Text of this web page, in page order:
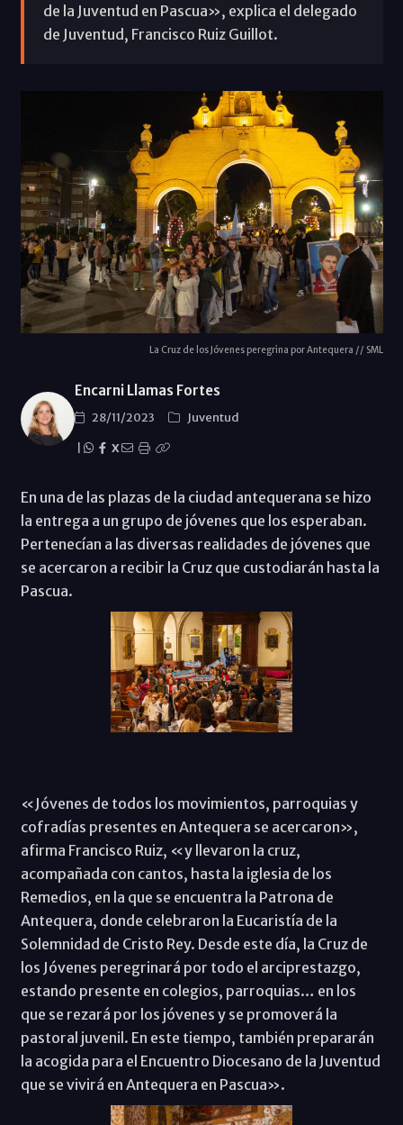
de la Juventud en Pascua», explica el delegado
de Juventud, Francisco Ruiz Guillot.
La Cruz de los Jóvenes peregrina por Antequera // SML
Encarni Llamas Fortes
28/11/2023
Juventud
X
En una de las plazas de la ciudad antequerana se hizo
la entrega a un grupo de jóvenes que los esperaban.
Pertenecían a las diversas realidades de jóvenes que
se acercaron a recibir la Cruz que custodiarán hasta la
Pascua.
«Jóvenes de todos los movimientos, parroquias y
cofradías presentes en Antequera se acercaron»,
afirma Francisco Ruiz, «y llevaron la cruz,
acompañada con cantos, hasta la iglesia de los
Remedios, en la que se encuentra la Patrona de
Antequera, donde celebraron la Eucaristía de la
Solemnidad de Cristo Rey. Desde este día, la Cruz de
los Jóvenes peregrinará por todo el arciprestazgo,
estando presente en colegios, parroquias… en los
que se rezará por los jóvenes y se promoverá la
pastoral juvenil. En este tiempo, también prepararán
la acogida para el Encuentro Diocesano de la Juventud
que se vivirá en Antequera en Pascua».